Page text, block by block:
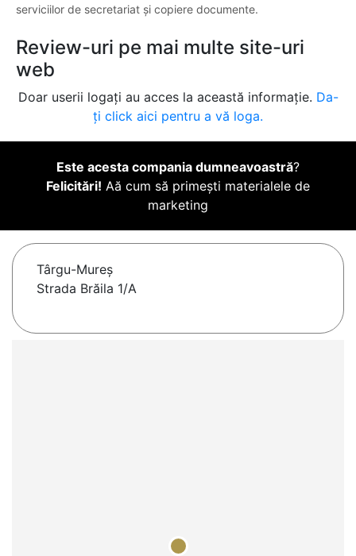
serviciilor de secretariat și copiere documente.
Review-uri pe mai multe site-uri
web
Doar userii logați au acces la această informație. Da-
ți click aici pentru a vă loga.
Este acesta compania dumneavoastră?
Felicitări! Aă cum să primești materialele de
marketing
Târgu-Mureş
Strada Brăila 1/A